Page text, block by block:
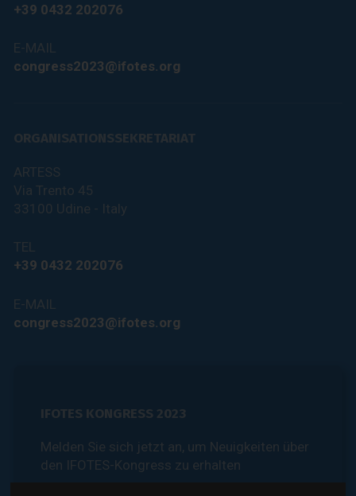
+39 0432 202076
E-MAIL
congress2023@ifotes.org
ORGANISATIONSSEKRETARIAT
ARTESS
Via Trento 45
33100 Udine - Italy
TEL
+39 0432 202076
E-MAIL
congress2023@ifotes.org
IFOTES KONGRESS 2023
Melden Sie sich jetzt an, um Neuigkeiten über
den IFOTES-Kongress zu erhalten